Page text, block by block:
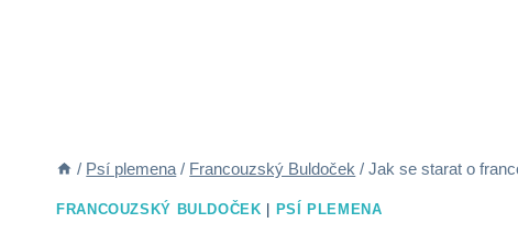
/ Psí plemena / Francouzský Buldoček / Jak se starat o
FRANCOUZSKÝ BULDOČEK PSÍ PLEMENA